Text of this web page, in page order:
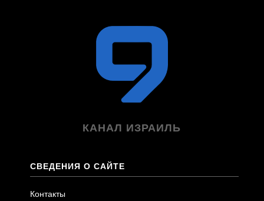
КАНАЛ ИЗРАИЛЬ
СВЕДЕНИЯ О САЙТЕ
Контакты